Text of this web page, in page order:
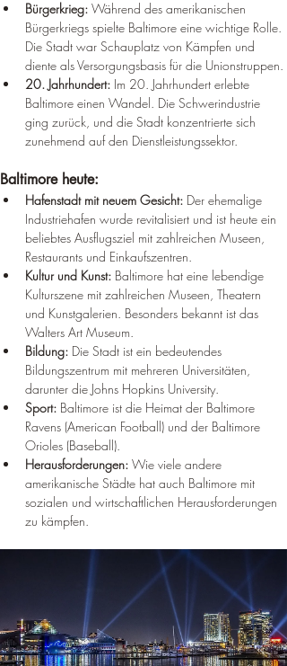
Bürgerkrieg: Während des amerikanischen
Bürgerkriegs spielte Baltimore eine wichtige Rolle.
Die Stadt war Schauplatz von Kämpfen und
diente als Versorgungsbasis für die Unionstruppen.
20. Jahrhundert: Im 20. Jahrhundert erlebte
Baltimore einen Wandel. Die Schwerindustrie
ging zurück, und die Stadt konzentrierte sich
zunehmend auf den Dienstleistungssektor.
Baltimore heute:
Hafenstadt mit neuem Gesicht: Der ehemalige
Industriehafen wurde revitalisiert und ist heute ein
beliebtes Ausflugsziel mit zahlreichen Museen,
Restaurants und Einkaufszentren.
Kultur und Kunst: Baltimore hat eine lebendige
Kulturszene mit zahlreichen Museen, Theatern
und Kunstgalerien. Besonders bekannt ist das
Walters Art Museum.
Bildung: Die Stadt ist ein bedeutendes
Bildungszentrum mit mehreren Universitäten,
darunter die Johns Hopkins University.
Sport: Baltimore ist die Heimat der Baltimore
Ravens (American Football) und der Baltimore
Orioles (Baseball).
Herausforderungen: Wie viele andere
amerikanische Städte hat auch Baltimore mit
sozialen und wirtschaftlichen Herausforderungen
zu kämpfen.